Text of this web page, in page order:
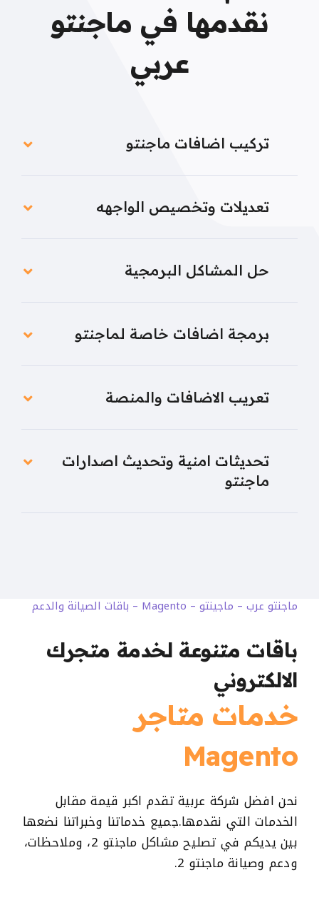
نقدمها في ماجنتو
عربي
تركيب اضافات ماجنتو
تعديلات وتخصيص الواجهه
حل المشاكل البرمجية
برمجة اضافات خاصة لماجنتو
تعريب الاضافات والمنصة
تحديثات امنية وتحديث اصدارات
ماجنتو
ماجنتو عرب – ماجينتو – Magento – باقات الصيانة والدعم
باقات متنوعة لخدمة متجرك
الالكتروني
خدمات متاجر
Magento
نحن افضل شركة عربية تقدم اكبر قيمة مقابل
الخدمات التي نقدمها.جميع خدماتنا وخبراتنا نضعها
بين يديكم في تصليح مشاكل ماجنتو 2، وملاحظات،
ودعم وصيانة ماجنتو 2.